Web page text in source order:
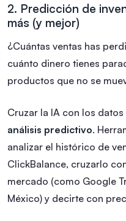
2. Predicción de
más (y mejor)
¿Cuántas ventas has
cuánto dinero tienes
productos que no se
Cruzar la IA con los
análisis predictivo.
analizar el histórico de
ClickBalance, cruzarlo
mercado (como Google
México) y decirte con